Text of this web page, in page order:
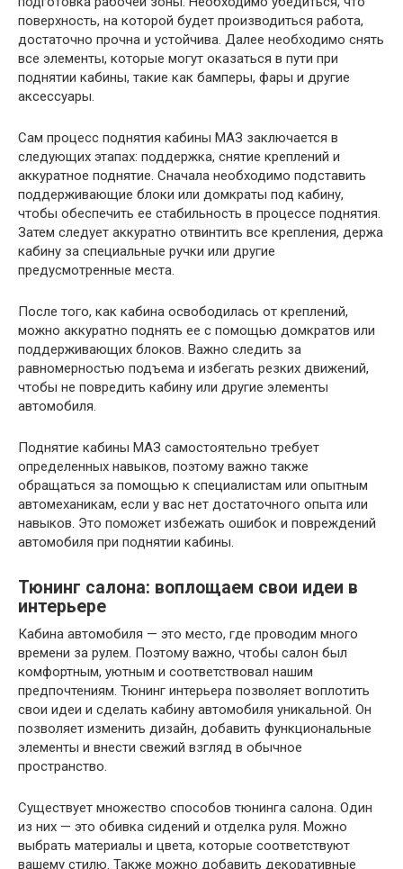
поверхность, на которой будет производиться работа,
достаточно прочна и устойчива. Далее необходимо снять
все элементы, которые могут оказаться в пути при
поднятии кабины, такие как бамперы, фары и другие
аксессуары.
Сам процесс поднятия кабины МАЗ заключается в
следующих этапах: поддержка, снятие креплений и
аккуратное поднятие. Сначала необходимо подставить
поддерживающие блоки или домкраты под кабину,
чтобы обеспечить ее стабильность в процессе поднятия.
Затем следует аккуратно отвинтить все крепления, держа
кабину за специальные ручки или другие
предусмотренные места.
После того, как кабина освободилась от креплений,
можно аккуратно поднять ее с помощью домкратов или
поддерживающих блоков. Важно следить за
равномерностью подъема и избегать резких движений,
чтобы не повредить кабину или другие элементы
автомобиля.
Поднятие кабины МАЗ самостоятельно требует
определенных навыков, поэтому важно также
обращаться за помощью к специалистам или опытным
автомеханикам, если у вас нет достаточного опыта или
навыков. Это поможет избежать ошибок и повреждений
автомобиля при поднятии кабины.
Тюнинг салона: воплощаем свои идеи в
интерьере
Кабина автомобиля — это место, где проводим много
времени за рулем. Поэтому важно, чтобы салон был
комфортным, уютным и соответствовал нашим
предпочтениям. Тюнинг интерьера позволяет воплотить
свои идеи и сделать кабину автомобиля уникальной. Он
позволяет изменить дизайн, добавить функциональные
элементы и внести свежий взгляд в обычное
пространство.
Существует множество способов тюнинга салона. Один
из них — это обивка сидений и отделка руля. Можно
выбрать материалы и цвета, которые соответствуют
вашему стилю. Также можно добавить декоративные